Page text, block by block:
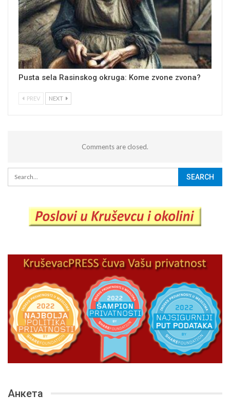
Pusta sela Rasinskog okruga: Kome zvone zvona?
PREV NEXT
Comments are closed.
Анкета